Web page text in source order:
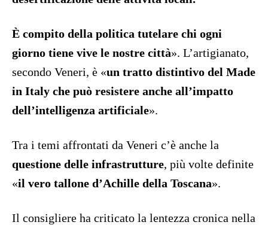
È compito della politica tutelare chi ogni
giorno tiene vive le nostre città». L’artigianato,
secondo Veneri, è «un tratto distintivo del Made
in Italy che può resistere anche all’impatto
dell’intelligenza artificiale».
Tra i temi affrontati da Veneri c’è anche la
questione delle infrastrutture, più volte definite
«il vero tallone d’Achille della Toscana».
Il consigliere ha criticato la lentezza cronica nella